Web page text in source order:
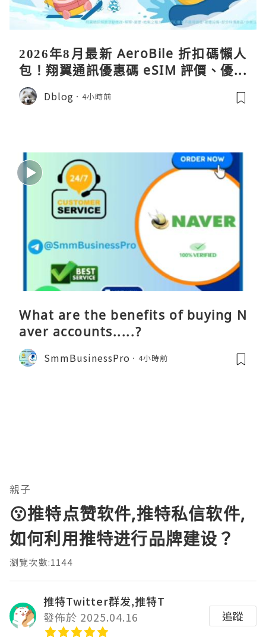
2026年8月最新 AeroBile 折扣碼懶人
包！翔翼通訊優惠碼 eSIM 評價、優缺
點、蝴蝶wifi機教學完整整理
Dblog 4小時前
What are the benefits of buying N
aver accounts.....?
SmmBusinessPro 4小時前
親子
😗推特点赞软件,推特私信软件,
如何利用推特进行品牌建设？
瀏覽次數:1144
推特Twitter群发,推特T
發佈於 2025.04.16
追蹤